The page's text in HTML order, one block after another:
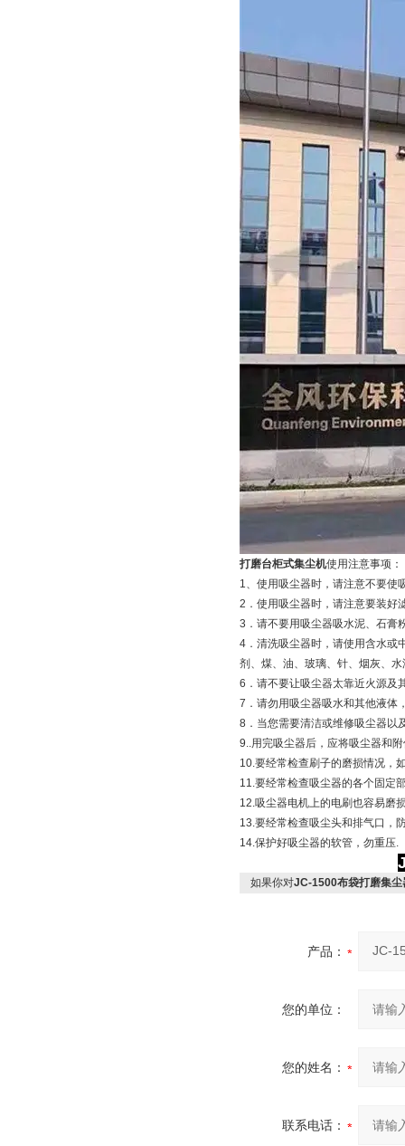
打磨台柜式集尘机使用注意事项：
1、使用吸尘器时，请注意不要使
2．使用吸尘器时，请注意要装好
3．请不要用吸尘器吸水泥、石膏
4．清洗吸尘器时，请使用含水或
剂、煤、油、玻璃、针、烟灰、
6．请不要让吸尘器太靠近火源及
7．请勿用吸尘器吸水和其他液体
8．当您需要清洁或维修吸尘器以
9..用完吸尘器后，应将吸尘器和
10.要经常检查刷子的磨损情况，
11.要经常检查吸尘器的各个固定
12.吸尘器电机上的电刷也容易磨
13.要经常检查吸尘头和排气口，
14.保护好吸尘器的软管，勿重压.
如果你对JC-1500布袋打磨集尘
产品：
您的单位：
您的姓名：
联系电话：